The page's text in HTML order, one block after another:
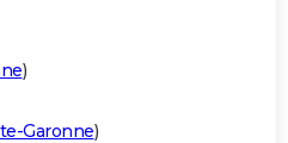
)
Garonne)